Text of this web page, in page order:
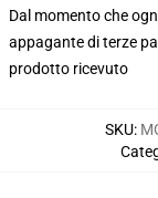
Dal momento che
appagante di terze
prodotto ricevuto
SKU: